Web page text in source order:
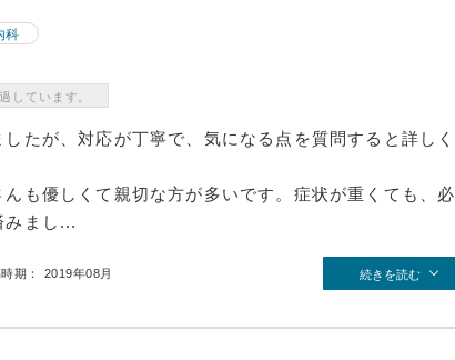
科
しています。
たが、対応が丁寧で、気になる点を質問すると詳しく
も優しくて親切な方が多いです。症状が重くても、必
みまし...
期： 2019年08月 続きを読む